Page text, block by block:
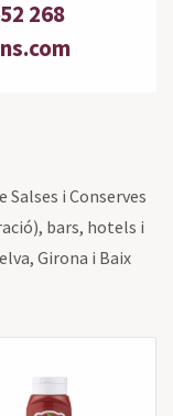
268
Salses i Conserves
bars, hotels i
Girona i Baix